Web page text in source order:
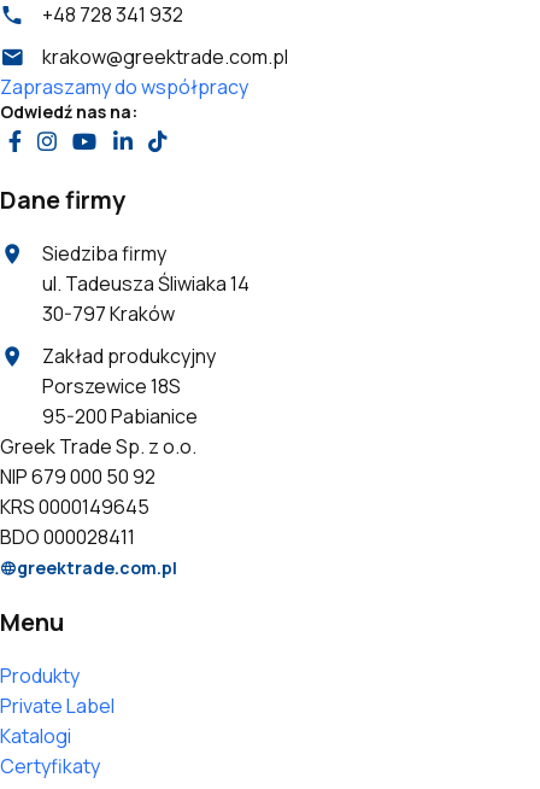
+48 728 341 932
krakow@greektrade.com.pl
Zapraszamy do współpracy
Odwiedź nas na:
Dane firmy
Siedziba firmy
ul. Tadeusza Śliwiaka 14
30-797 Kraków
Zakład produkcyjny
Porszewice 18S
95-200 Pabianice
Greek Trade Sp. z o.o.
NIP 679 000 50 92
KRS 0000149645
BDO 000028411
greektrade.com.pl
Menu
Produkty
Private Label
Katalogi
Certyfikaty